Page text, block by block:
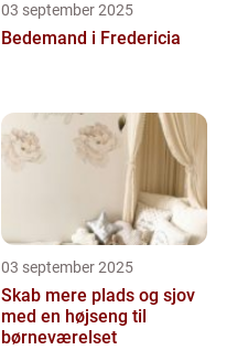
03 september 2025
Bedemand i Fredericia
03 september 2025
Skab mere plads og sjov
med en højseng til
børneværelset